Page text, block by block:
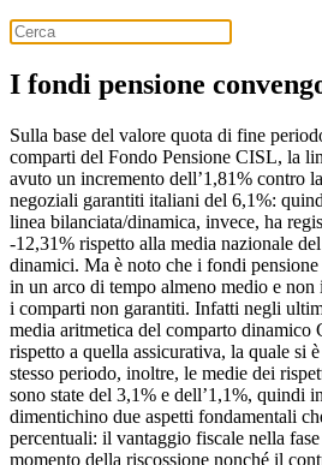
I fondi pensione
Sulla base del valore quota di fine
comparti del Fondo Pensione CISL, la
avuto un incremento dell’1,81% contro
negoziali garantiti italiani del 6,1%:
linea bilanciata/dinamica, invece, ha
-12,31% rispetto alla media nazionale
dinamici. Ma è noto che i fondi pensione
in un arco di tempo almeno medio e non
i comparti non garantiti. Infatti negli
media aritmetica del comparto dinamico
rispetto a quella assicurativa, la quale si
stesso periodo, inoltre, le medie dei
sono state del 3,1% e dell’1,1%, quindi
dimentichino due aspetti fondamentali
percentuali: il vantaggio fiscale nella
momento della riscossione nonché il